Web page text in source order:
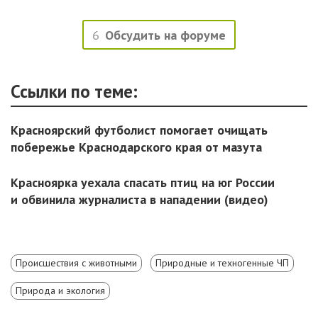
6 Обсудить на форуме
Ссылки по теме:
Красноярский футболист помогает очищать
побережье Краснодарского края от мазута
Красноярка уехала спасать птиц на юг России
и обвинила журналиста в нападении (видео)
Происшествия с животными Природные и техногенные ЧП
Природа и экология